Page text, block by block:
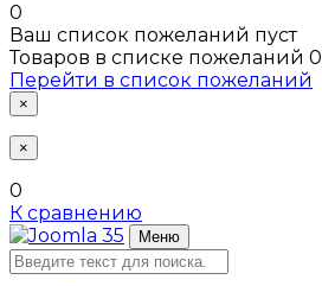
0
Ваш список пожеланий пуст
Товаров в списке пожеланий 0
Перейти в список пожеланий
×
×
0
К сравнению
Меню